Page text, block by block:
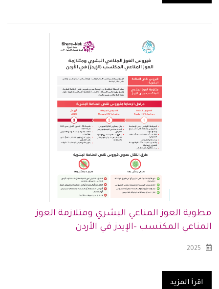
مطوية العوز المناعي البشري ومتلازمة العوز
المناعي المكتسب -الإيدز في الأردن
2025
اقرأ المزيد